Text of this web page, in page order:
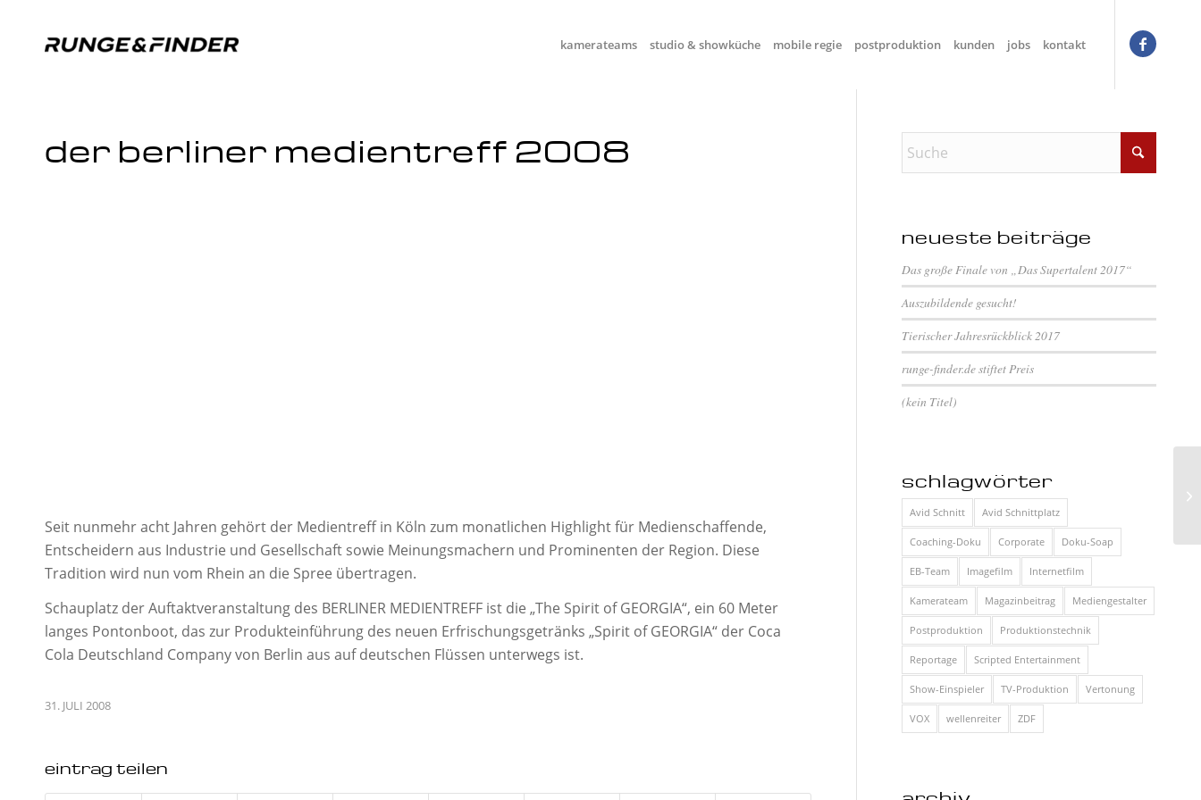
kamerateams studio & showküche mobile regie postproduktion kunden jobs kontakt
der berliner medientreff 2008
Seit nunmehr acht Jahren gehört der Medientreff in Köln zum monatlichen Highlight für Medienschaffende,
Entscheidern aus Industrie und Gesellschaft sowie Meinungsmachern und Prominenten der Region. Diese
Tradition wird nun vom Rhein an die Spree übertragen.
Schauplatz der Auftaktveranstaltung des BERLINER MEDIENTREFF ist die „The Spirit of GEORGIA“, ein 60 Meter
langes Pontonboot, das zur Produkteinführung des neuen Erfrischungsgetränks „Spirit of GEORGIA“ der Coca
Cola Deutschland Company von Berlin aus auf deutschen Flüssen unterwegs ist.
31. JULI 2008
eintrag teilen
neueste beiträge
Das große Finale von „Das Supertalent 2017“
Auszubildende gesucht!
Tierischer Jahresrückblick 2017
runge-finder.de stiftet Preis
(kein Titel)
schlagwörter
Avid Schnitt Avid Schnittplatz
Coaching-Doku Corporate Doku-Soap
EB-Team Imagefilm Internetfilm
Kamerateam Magazinbeitrag Mediengestalter
Postproduktion Produktionstechnik
Reportage Scripted Entertainment
Show-Einspieler TV-Produktion Vertonung
VOX wellenreiter ZDF